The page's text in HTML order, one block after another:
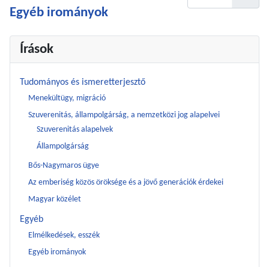
Írások
Tudományos és ismeretterjesztő
Menekültügy, migráció
Szuverenitás, állampolgárság, a nemzetközi jog alapelvei
Szuverenitás alapelvek
Állampolgárság
Bős-Nagymaros ügye
Az emberiség közös öröksége és a jövő generációk érdekei
Magyar közélet
Egyéb
Elmélkedések, esszék
Egyéb irományok
Egyéb irományok